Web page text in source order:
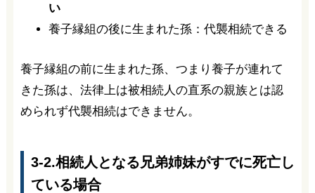
い
養子縁組の後に生まれた孫：代襲相続できる
養子縁組の前に生まれた孫、つまり養子が連れて
きた孫は、法律上は被相続人の直系の親族とは認
められず代襲相続はできません。
3-2.相続人となる兄弟姉妹がすでに死亡し
ている場合